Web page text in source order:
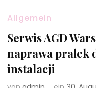
Allgemein
Serwis AGD
naprawa pralek
instalacji